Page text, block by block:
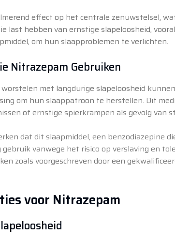
effect op het centrale zenuwstelsel,
last hebben van ernstige slapeloosheid,
om hun slaapproblemen te verlichten.
Nitrazepam Gebruiken
met langdurige slapeloosheid
om hun slaappatroon te herstellen. Dit
of ernstige spierkrampen als gevolg van
dat dit slaapmiddel, een benzodiazepine
gebruik vanwege het risico op verslaving en
zoals voorgeschreven door een
voor Nitrazepam